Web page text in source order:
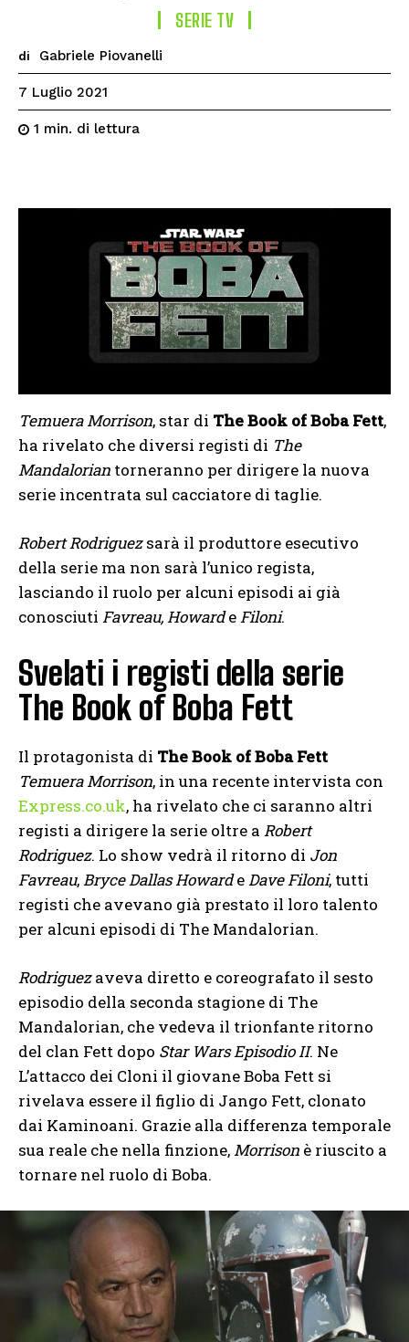
SERIE TV
di Gabriele Piovanelli
7 Luglio 2021
1 min. di lettura
Temuera Morrison, star di The Book of Boba Fett,
ha rivelato che diversi registi di The
Mandalorian torneranno per dirigere la nuova
serie incentrata sul cacciatore di taglie.
Robert Rodriguezsarà il produttore esecutivo
della serie ma non sarà l’unico regista,
lasciando il ruolo per alcuni episodi ai già
conosciuti Favreau, HowardeFiloni.
Svelati i registi della serie
The Book of Boba Fett
Il protagonista di The Book of Boba Fett
Temuera Morrison, in una recente intervista con
Express.co.uk, ha rivelato che ci saranno altri
registi a dirigere la serie oltre a Robert
Rodriguez. Lo show vedrà il ritorno di Jon
Favreau,Bryce Dallas HowardeDave Filoni, tutti
registi che avevano già prestato il loro talento
per alcuni episodi di The Mandalorian.
Rodriguezaveva diretto e coreografato il sesto
episodio della seconda stagione di The
Mandalorian, che vedeva il trionfante ritorno
del clan Fett dopo Star Wars Episodio II. Ne
L’attacco dei Cloni il giovane Boba Fett si
rivelava essere il figlio di Jango Fett, clonato
dai Kaminoani. Grazie alla differenza temporale
sua reale che nella finzione,Morrison è riuscito a
tornare nel ruolo di Boba.